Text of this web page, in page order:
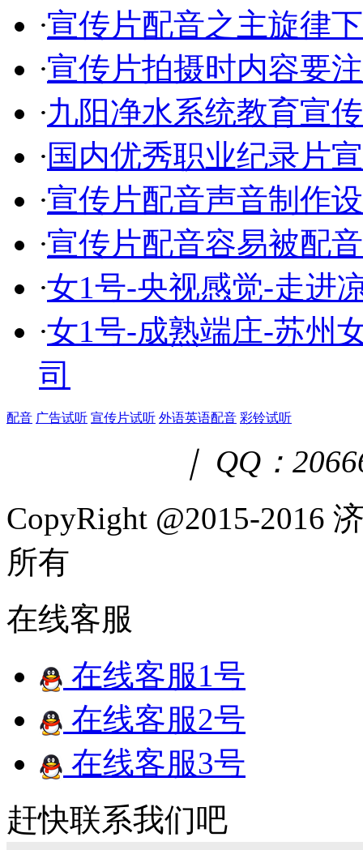
·宣传片配音之主旋律
·宣传片拍摄时内容要
·九阳净水系统教育宣
·国内优秀职业纪录片
·宣传片配音声音制作
·宣传片配音容易被配
·女1号-央视感觉-走进
·女1号-成熟端庄-苏州
司
配音 广告试听 宣传片试听 外语英语配音 彩铃试听
｜ QQ：
CopyRight @2015-2016
所有
在线客服
在线客服1号
在线客服2号
在线客服3号
赶快联系我们吧